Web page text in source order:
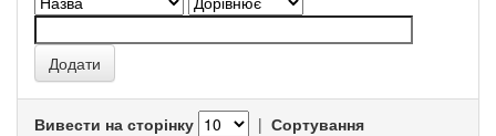
Вивести на сторінку | Сортування